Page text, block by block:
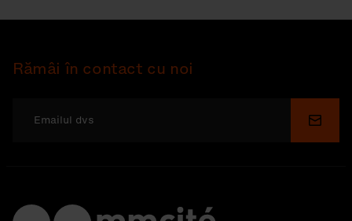
Rămâi în contact cu noi